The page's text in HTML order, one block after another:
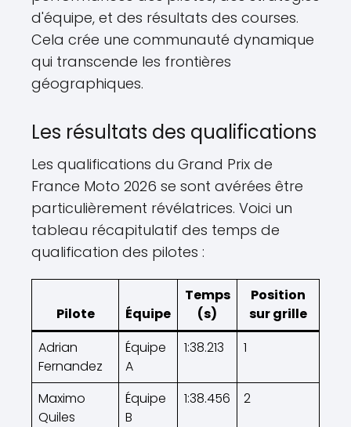
d'équipe, et des résultats des courses.
Cela crée une communauté dynamique
qui transcende les frontières
géographiques.
Les résultats des qualifications
Les qualifications du Grand Prix de
France Moto 2026 se sont avérées être
particulièrement révélatrices. Voici un
tableau récapitulatif des temps de
qualification des pilotes :
Pilote Équipe
Temps
(s)
Position
sur grille
Adrian
Fernandez
Équipe
A
1:38.213 1
Maximo
Quiles
Équipe
B
1:38.456 2